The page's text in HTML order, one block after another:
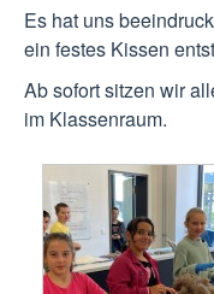
Es hat uns
ein festes Kissen
Ab sofort sitzen wir
im Klassenraum.